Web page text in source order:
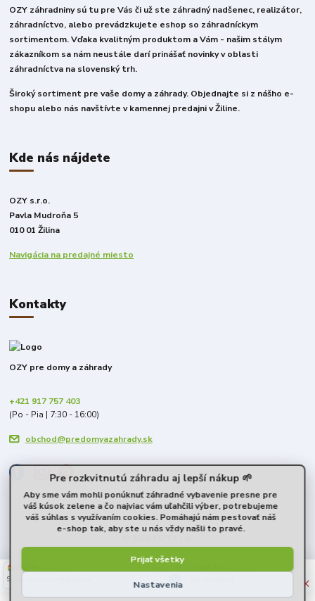
OZY záhradniny sú tu pre Vás či už ste záhradný nadšenec, realizátor,
záhradníctvo, alebo prevádzkujete eshop so záhradníckym
sortimentom. Vďaka kvalitným produktom a Vám - našim stálym
zákazníkom sa nám neustále darí prinášať novinky v oblasti
záhradníctva na slovenský trh.
Široký sortiment pre vaše domy a záhrady. Objednajte si z nášho e-
shopu alebo nás navštívte v kamennej predajni v Žiline.
Kde nás nájdete
OZY s.r.o.
Pavla Mudroňa 5
010 01 Žilina
Navigácia na predajné miesto
Kontakty
OZY pre domy a záhrady
+421 917 757 403
(Po - Pia | 7:30 - 16:00)
obchod@predomyazahrady.sk
Pre rozkvitnutú záhradu aj lepší nákup 🌱
Aby sme vám mohli ponúknuť záhradné vybavenie presne pre
váš kúsok zelene a čo najviac vám uľahčili výber, potrebujeme
váš súhlas s využívaním cookies. Pomáhajú nám pestovať náš
e-shop tak, aby ste u nás vždy našli to pravé.
Nastavenia
Prijať všetky
×
100 %
Super ceny a rychle dodanie